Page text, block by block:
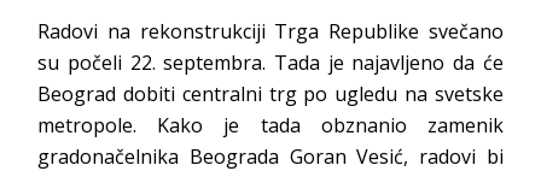
Radovi na rekonstrukciji Trga Republike svečano
su počeli 22. septembra. Tada je najavljeno da će
Beograd dobiti centralni trg po ugledu na svetske
metropole. Kako je tada obznanio zamenik
gradonačelnika Beograda Goran Vesić, radovi bi